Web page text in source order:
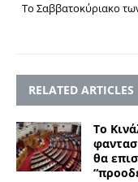
Το Σαββατοκύριακο
RELATED ARTICLES
Το
θα